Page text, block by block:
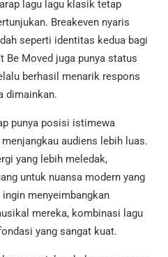
lagu lagu klasik tetap
Breakeven nyaris
seperti identitas kedua bagi
Be Moved juga punya status
berhasil menarik respons
dimainkan.
punya posisi istimewa
audiens lebih luas.
yang lebih meledak,
untuk nuansa modern yang
menyeimbangkan
mereka, kombinasi lagu
yang sangat kuat.